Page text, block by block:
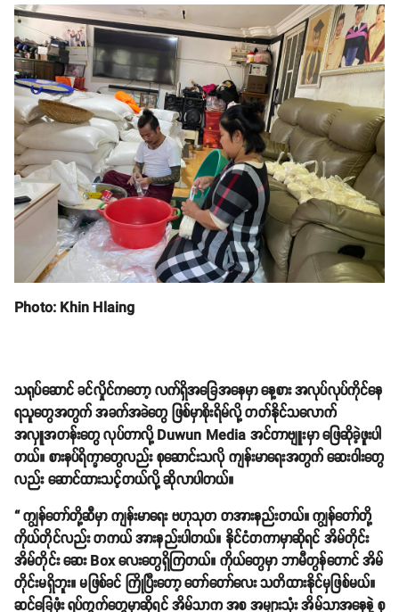
Photo: Khin Hlaing
သရုပ်ဆောင် ခင်လှိုင်ကတော့ လက်ရှိအခြေအနေမှာ နေ့စား အလုပ်လုပ်ကိုင်နေ
ရသူတွေအတွက် အခက်အခဲတွေ ဖြစ်မှာစိုးရိမ်လို့ တတ်နိုင်သလောက်
အလှူအတန်းတွေ လုပ်တာလို့ Duwun Media အင်တာဗျူးမှာ ဖြေဆိုခဲ့ဖူးပါ
တယ်။ စားနပ်ရိက္ခာတွေလည်း စုဆောင်းသလို ကျန်းမာရေးအတွက် ဆေးဝါးတွေ
လည်း ဆောင်ထားသင့်တယ်လို့ ဆိုလာပါတယ်။
“ ကျွန်တော်တို့ဆီမှာ ကျန်းမာရေး ဗဟုသုတ တအားနည်းတယ်။ ကျွန်တော်တို့
ကိုယ်တိုင်လည်း တကယ် အားနည်းပါတယ်။ နိုင်ငံတကာမှာဆိုရင် အိမ်တိုင်း
အိမ်တိုင်း ဆေး Box လေးတွေရှိကြတယ်။ ကိုယ်တွေမှာ ဘာမီတွန်တောင် အိမ်
တိုင်းမရှိဘူး။ မဖြစ်ခင် ကြိုပြီးတော့ တော်တော်လေး သတိထားနိုင်မှဖြစ်မယ်။
ဆင်ခြေဖုံး ရပ်ကွက်တွေမှာဆိုရင် အိမ်သာက အစ အများသုံး အိမ်သာအနေနဲ့ စု